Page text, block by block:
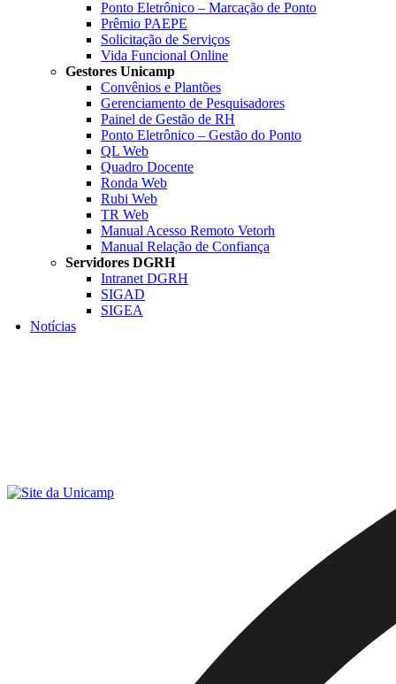
Ponto Eletrônico – Marcação de Ponto
Prêmio PAEPE
Solicitação de Serviços
Vida Funcional Online
Gestores Unicamp
Convênios e Plantões
Gerenciamento de Pesquisadores
Painel de Gestão de RH
Ponto Eletrônico – Gestão do Ponto
QL Web
Quadro Docente
Ronda Web
Rubi Web
TR Web
Manual Acesso Remoto Vetorh
Manual Relação de Confiança
Servidores DGRH
Intranet DGRH
SIGAD
SIGEA
Notícias